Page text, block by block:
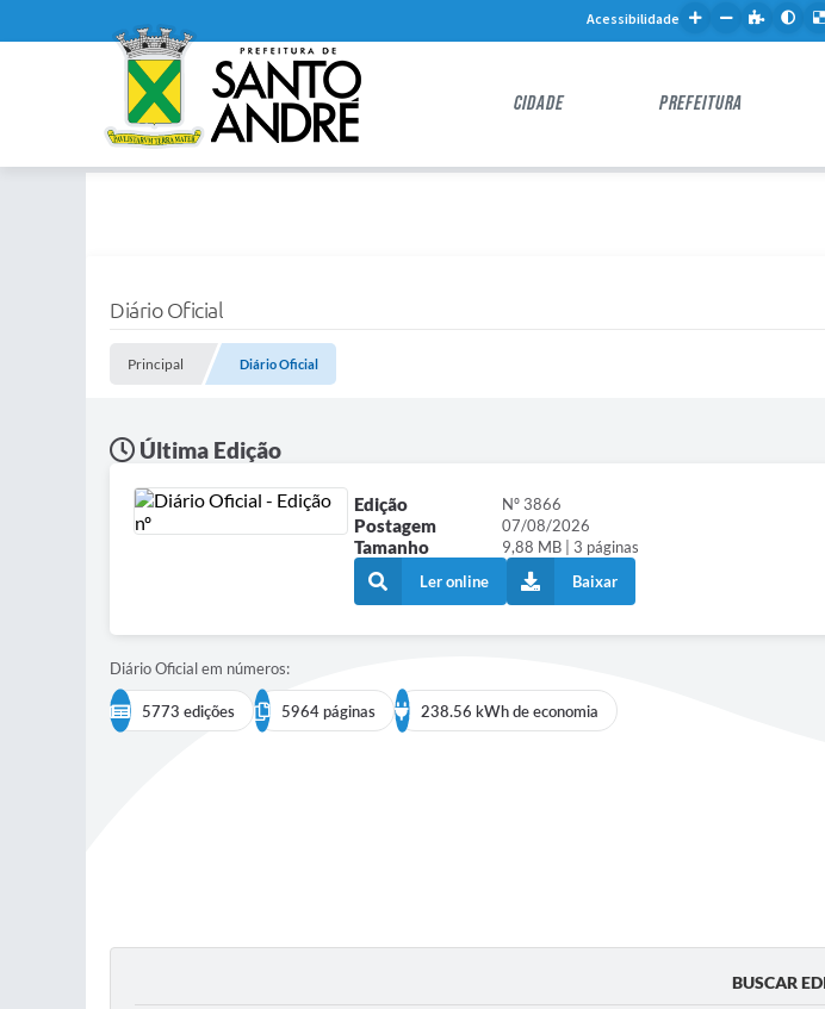
Acessibilidade
CIDADE PREFEITURA
Diário Oficial
Principal Diário Oficial
Última Edição
Edição Nº 3866
Postagem 07/08/2026
Tamanho
9,88 MB | 3 páginas
Ler online
Baixar
Diário Oficial em números:
5773 edições 5964 páginas 238.56 kWh de economia
BUSCAR